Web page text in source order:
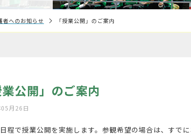
者へのお知らせ 「授業公開」のご案内
業公開」のご案内
月26日
程で授業公開を実施します。参観希望の場合は、すで